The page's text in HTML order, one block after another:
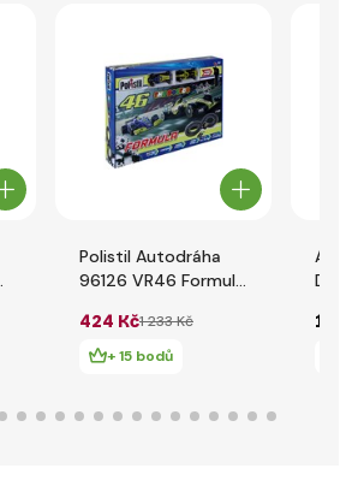
Polistil Autodráha
96126 VR46 Formula
424 Kč1 233 Kč
+ 15 bodů
12